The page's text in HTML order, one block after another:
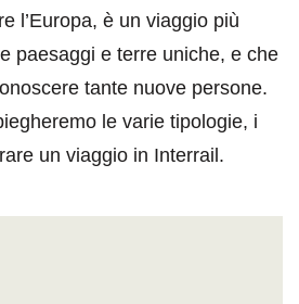
l’Europa, è un viaggio più
paesaggi e terre uniche, e che
tante nuove persone.
le varie tipologie, i
un viaggio in Interrail.